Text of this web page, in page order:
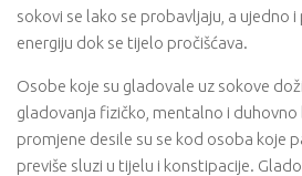
sokovi se lako se probavljaju, a ujedno
energiju dok se tijelo pročišćava.
Osobe koje su gladovale uz sokove
gladovanja fizičko, mentalno i
promjene desile su se kod osoba koje
previše sluzi u tijelu i konstipacije.